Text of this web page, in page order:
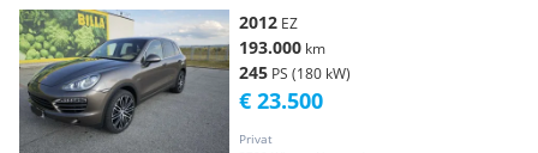
2012 EZ
193.000 km
245 PS (180 kW)
Privat
€ 23.500